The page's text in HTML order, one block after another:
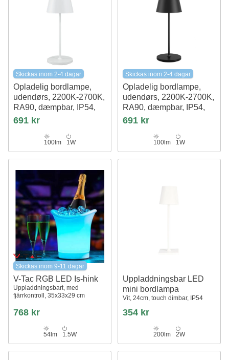
Skickas inom 2-4 dagar
Opladelig bordlampe,
udendørs, 2200K-2700K,
RA90, dæmpbar, IP54,
hvid- Calida Nano
691 kr
100lm 1W
Skickas inom 2-4 dagar
Opladelig bordlampe,
udendørs, 2200K-2700K,
RA90, dæmpbar, IP54,
sort
691 kr
100lm 1W
Skickas inom 9-11 dagar
V-Tac RGB LED Is-hink
Uppladdningsbart, med
fjärrkontroll, 35x33x29 cm
768 kr
54lm 1.5W
Uppladdningsbar LED
mini bordlampa
Vit, 24cm, touch dimbar, IP54
354 kr
200lm 2W